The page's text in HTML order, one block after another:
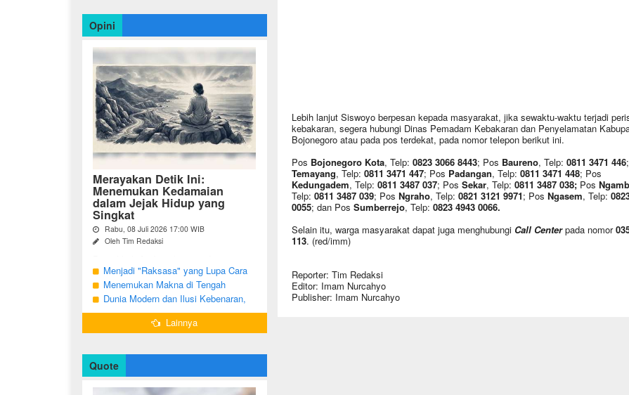
Lebih lanjut Siswoyo berpesan kepada masyarakat, jika sewaktu-waktu terjadi
kebakaran, segera hubungi Dinas Pemadam Kebakaran dan Penyelamatan
Bojonegoro atau pada pos terdekat, pada nomor telepon berikut ini.
Pos Bojonegoro Kota, Telp: 0823 3066 8443; Pos Baureno, Telp: 0811 3471 446
Temayang, Telp: 0811 3471 447; Pos Padangan, Telp: 0811 3471 448; Pos
Kedungadem, Telp: 0811 3487 037; Pos Sekar, Telp: 0811 3487 038;Pos
Telp: 0811 3487 039; Pos Ngraho, Telp: 0821 3121 9971; Pos Ngasem, Telp:
0055; dan Pos Sumberrejo, Telp: 0823 4943 0066.
Selain itu, warga masyarakat dapat juga menghubungi Call Centerpada nomor
113. (red/imm)
Reporter: Tim Redaksi
Editor: Imam Nurcahyo
Publisher: Imam Nurcahyo
Opini
Merayakan Detik Ini:
Menemukan Kedamaian
dalam Jejak Hidup yang
Singkat
Rabu, 08 Juli 2026 17:00 WIB
Oleh Tim Redaksi
pagi, menatap cermin, dan menyadari
bahwa garis-garis halus di wajah bukan
sekadar tanda penuaan, melainkan ...
Menjadi "Raksasa" yang Lupa Cara
Jadi Manusia
Menemukan Makna di Tengah
Langkah yang Belum Selesai
Dunia Modern dan Ilusi Kebenaran,
Antara Kesadaran dan terjebak Tipu
Lainnya
Quote